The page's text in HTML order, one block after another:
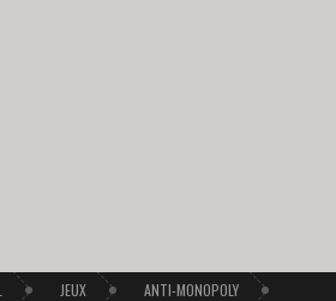
JEUX ANTI-MONOPOLY